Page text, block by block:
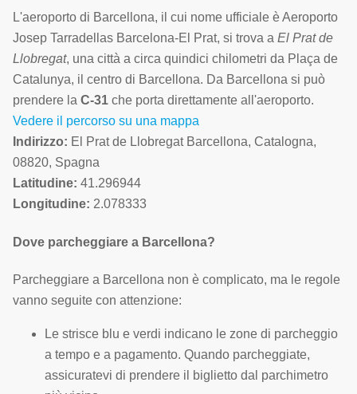
L'aeroporto di Barcellona, il cui nome ufficiale è Aeroporto
Josep Tarradellas Barcelona-El Prat, si trova a El Prat de
Llobregat, una città a circa quindici chilometri da Plaça de
Catalunya, il centro di Barcellona. Da Barcellona si può
prendere la C-31 che porta direttamente all'aeroporto.
Vedere il percorso su una mappa
Indirizzo: El Prat de Llobregat Barcellona, Catalogna,
08820, Spagna
Latitudine: 41.296944
Longitudine: 2.078333
Dove parcheggiare a Barcellona?
Parcheggiare a Barcellona non è complicato, ma le regole
vanno seguite con attenzione:
Le strisce blu e verdi indicano le zone di parcheggio
a tempo e a pagamento. Quando parcheggiate,
assicuratevi di prendere il biglietto dal parchimetro